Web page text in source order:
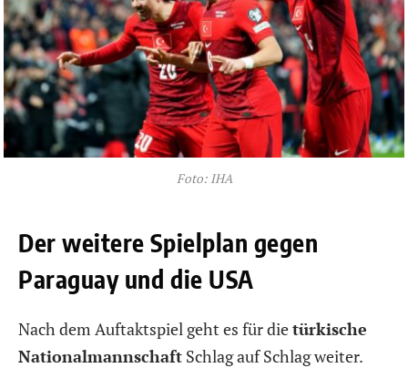
Foto: IHA
Der weitere Spielplan gegen
Paraguay und die USA
Nach dem Auftaktspiel geht es für dietürkische
Nationalmannschaft Schlag auf Schlag weiter.